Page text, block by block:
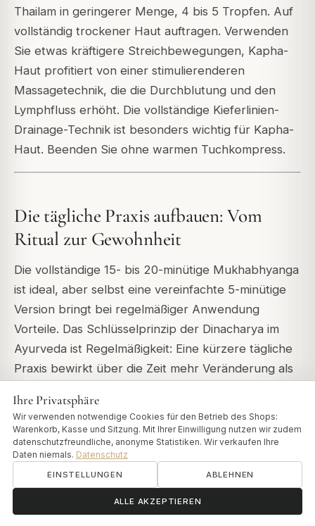
Thailam in geringerer Menge, 4 bis 5 Tropfen. Auf
vollständig trockener Haut auftragen. Verwenden
Sie etwas kräftigere Streichbewegungen, Kapha-
Haut profitiert von einer stimulierenderen
Massagetechnik, die die Durchblutung und den
Lymphfluss erhöht. Die vollständige Kieferlinien-
Drainage-Technik ist besonders wichtig für Kapha-
Haut. Beenden Sie ohne warmen Tuchkompress.
Die tägliche Praxis aufbauen: Vom
Ritual zur Gewohnheit
Die vollständige 15- bis 20-minütige Mukhabhyanga
ist ideal, aber selbst eine vereinfachte 5-minütige
Version bringt bei regelmäßiger Anwendung
Vorteile. Das Schlüsselprinzip der Dinacharya im
Ayurveda ist Regelmäßigkeit: Eine kürzere tägliche
Praxis bewirkt über die Zeit mehr Veränderung als
5-minütige tägliche Version:Tragen Sie Eladi
Thailam auf, massieren Sie den Nacken mit kurzen
Aufwärtsbewegungen, breite Streichbewegungen
über Wangen und Stirn, Shankha Marma an den
Schläfen, kreisende Bewegungen auf der Kopfhaut
und den Abschluss. Dies dauert unter 5 Minuten
ॐBrauchen Sie Hilfe?
Ihre Privatsphäre
Wir verwenden notwendige Cookies für den Betrieb des Shops:
Warenkorb, Kasse und Sitzung. Mit Ihrer Einwilligung nutzen wir zudem
datenschutzfreundliche, anonyme Statistiken. Wir verkaufen Ihre
Daten niemals. Datenschutz
EINSTELLUNGEN ABLEHNEN
ALLE AKZEPTIEREN